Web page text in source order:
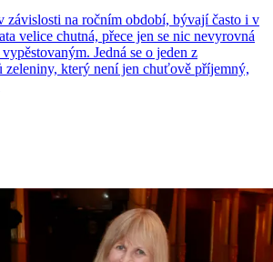
závislosti na ročním období, bývají často i v
velice chutná, přece jen se nic nevyrovná
Jedná se o jeden z
zeleniny, který není jen chuťově příjemný,